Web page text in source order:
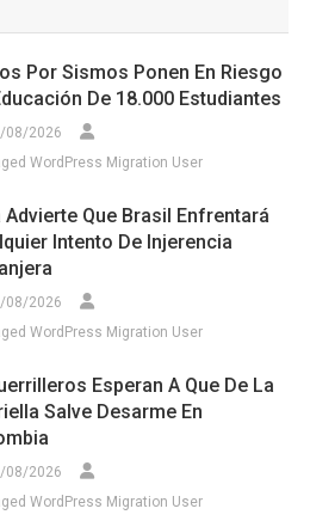
Por Sismos Ponen En Riesgo
De 18.000 Estudiantes
08/2026
WordPress Migration User
Advierte Que Brasil Enfrentará
Intento De Injerencia
08/2026
WordPress Migration User
Esperan A Que De La
Salve Desarme En
08/2026
WordPress Migration User